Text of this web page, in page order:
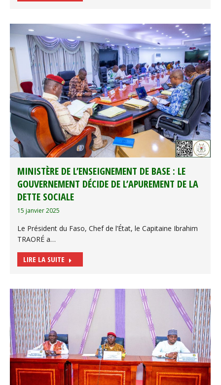
MINISTÈRE DE L’ENSEIGNEMENT DE BASE : LE
GOUVERNEMENT DÉCIDE DE L’APUREMENT DE LA
DETTE SOCIALE
15 janvier 2025
Le Président du Faso, Chef de l’État, le Capitaine Ibrahim
TRAORÉ a…
LIRE LA SUITE